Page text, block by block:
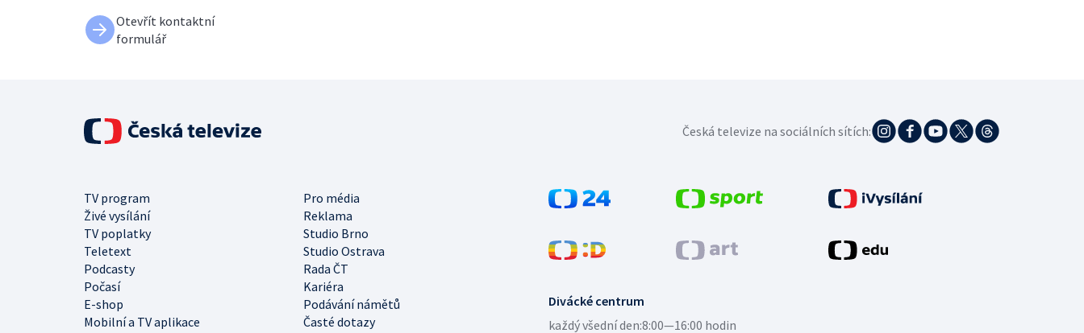
Otevřít kontaktní
formulář
Divácké centrum
každý všední den:8:00—16:00 hodin
TV program
Pro média
Živé vysílání
Reklama
TV poplatky
Studio Brno
Teletext
Studio Ostrava
Podcasty
Rada ČT
Počasí
Kariéra
E-shop
Podávání námětů
Mobilní a TV aplikace
Časté dotazy
Česká televize na sociálních sítích: